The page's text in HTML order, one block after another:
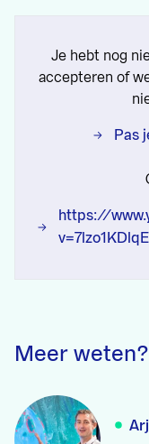
Je hebt nog
accepteren of
Pas
https://
Meer